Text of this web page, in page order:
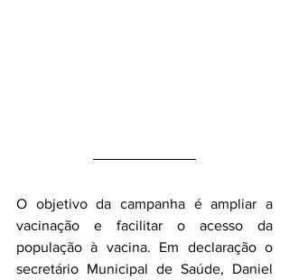
O objetivo da campanha é ampliar a
vacinação e facilitar o acesso da
população à vacina. Em declaração o
secretário Municipal de Saúde, Daniel